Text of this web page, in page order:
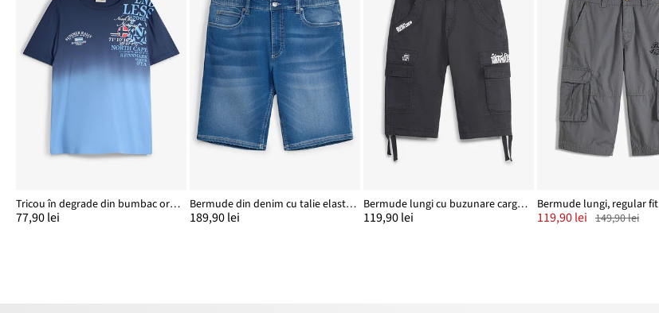
Tricou în degrade din bumbac organic 100%
77,90 lei
Bermude din denim cu talie elastică, Regular Fit
189,90 lei
Bermude lungi cu buzunare cargo, Regular Fit
119,90 lei
Bermude lungi, regular fit
119,90 lei 149,90 lei